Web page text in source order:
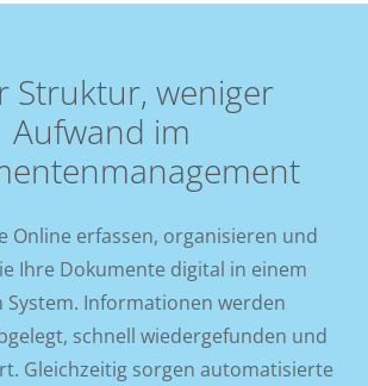
Struktur, weniger
Aufwand im
Online erfassen, organisieren und
Ihre Dokumente digital in einem
System. Informationen werden
schnell wiedergefunden und
Gleichzeitig sorgen automatisierte